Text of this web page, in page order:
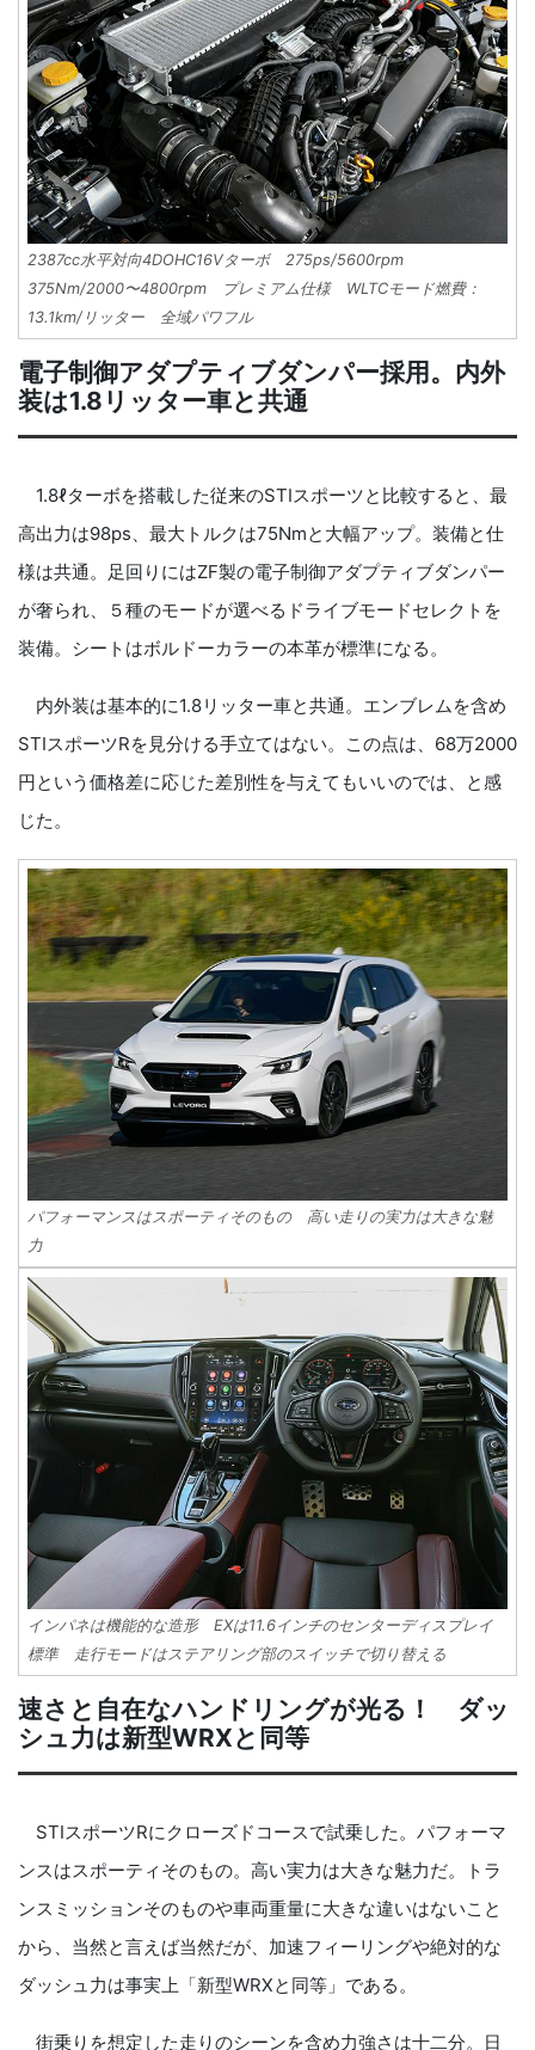
2387cc水平対向4DOHC16Vターボ 275ps/5600rpm
375Nm/2000〜4800rpm プレミアム仕様 WLTCモード燃費：
13.1km/リッター 全域パワフル
電子制御アダプティブダンパー採用。内外
装は1.8リッター車と共通
1.8ℓターボを搭載した従来のSTIスポーツと比較すると、最
高出力は98ps、最大トルクは75Nmと大幅アップ。装備と仕
様は共通。足回りにはZF製の電子制御アダプティブダンパー
が奢られ、５種のモードが選べるドライブモードセレクトを
装備。シートはボルドーカラーの本革が標準になる。
内外装は基本的に1.8リッター車と共通。エンブレムを含め
STIスポーツRを見分ける手立てはない。この点は、68万2000
円という価格差に応じた差別性を与えてもいいのでは、と感
じた。
パフォーマンスはスポーティそのもの 高い走りの実力は大きな魅
力
インパネは機能的な造形 EXは11.6インチのセンターディスプレイ
標準 走行モードはステアリング部のスイッチで切り替える
速さと自在なハンドリングが光る！ ダッ
シュ力は新型WRXと同等
STIスポーツRにクローズドコースで試乗した。パフォーマ
ンスはスポーティそのもの。高い実力は大きな魅力だ。トラ
ンスミッションそのものや車両重量に大きな違いはないこと
から、当然と言えば当然だが、加速フィーリングや絶対的な
ダッシュ力は事実上「新型WRXと同等」である。
街乗りを想定した走りのシーンを含め力強さは十二分。日